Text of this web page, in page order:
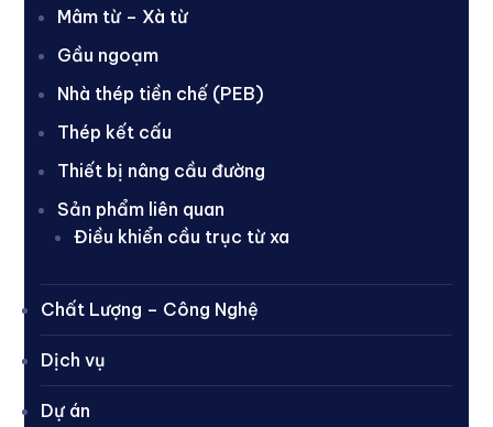
Mâm từ – Xà từ
Gầu ngoạm
Nhà thép tiền chế (PEB)
Thép kết cấu
Thiết bị nâng cầu đường
Sản phẩm liên quan
Điều khiển cầu trục từ xa
Chất Lượng – Công Nghệ
Dịch vụ
Dự án